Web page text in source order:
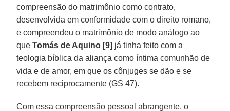
compreensão do matrimônio como contrato,
desenvolvida em conformidade com o direito romano,
e compreendeu o matrimônio de modo análogo ao
queTomás de Aquino [9] já tinha feito com a
teologia bíblica da aliança como íntima comunhão de
vida e de amor, em que os cônjuges se dão e se
recebem reciprocamente (GS 47).
Com essa compreensão pessoal abrangente, o